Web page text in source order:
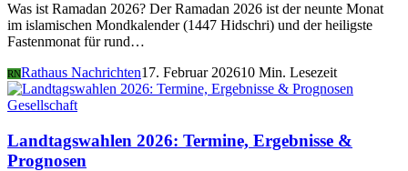
Was ist Ramadan 2026? Der Ramadan 2026 ist der neunte Monat
im islamischen Mondkalender (1447 Hidschri) und der heiligste
Fastenmonat für rund…
RNRathaus Nachrichten17. Februar 202610 Min. Lesezeit
Gesellschaft
Landtagswahlen 2026: Termine, Ergebnisse &
Prognosen